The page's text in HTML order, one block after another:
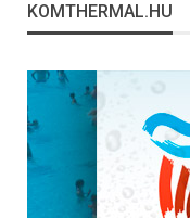
KOMTHERMAL.HU